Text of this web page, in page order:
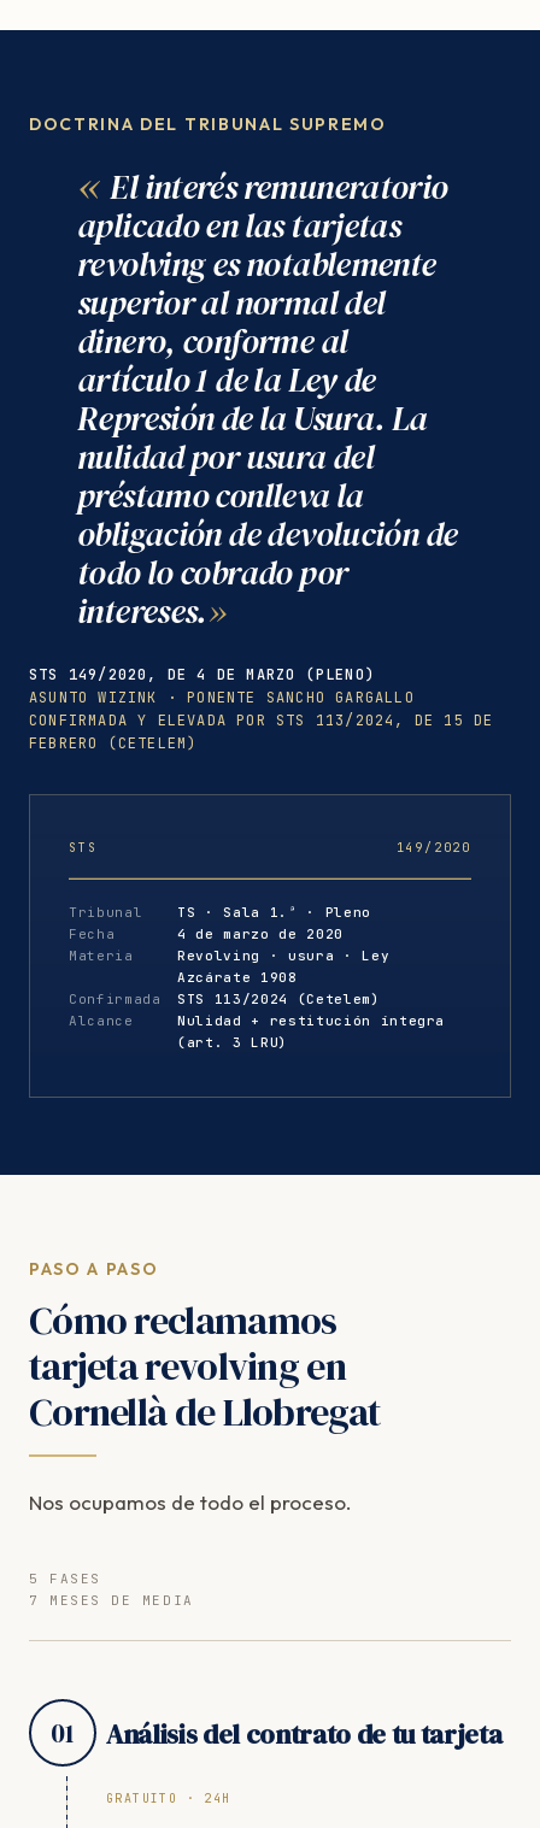
DOCTRINA DEL TRIBUNAL SUPREMO
El interés remuneratorio
aplicado en las tarjetas
revolving es notablemente
superior al normal del
dinero, conforme al
artículo 1 de la Ley de
Represión de la Usura. La
nulidad por usura del
préstamo conlleva la
obligación de devolución de
todo lo cobrado por
intereses.
STS 149/2020, DE 4 DE MARZO (PLENO)
ASUNTO WIZINK · PONENTE SANCHO GARGALLO
CONFIRMADA Y ELEVADA POR STS 113/2024, DE 15 DE
FEBRERO (CETELEM)
STS 149/2020
Tribunal
TS · Sala 1.ª · Pleno
Fecha
4 de marzo de 2020
Materia
Revolving · usura · Ley
Azcárate 1908
Confirmada
STS 113/2024 (Cetelem)
Alcance
Nulidad + restitución íntegra
(art. 3 LRU)
PASO A PASO
Cómo reclamamos
tarjeta revolving en
Cornellà de Llobregat
Nos ocupamos de todo el proceso.
5 FASES
7 MESES DE MEDIA
01 Análisis del contrato de tu tarjeta
GRATUITO · 24H